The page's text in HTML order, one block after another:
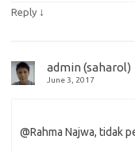
Reply ↓
admin (saharol)
June 3, 2017
@Rahma Najwa, tidak